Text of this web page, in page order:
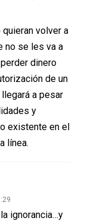
quieran volver a
no se les va a
dinero
de un
a pesar
y
existente en el
línea.
ignorancia…y